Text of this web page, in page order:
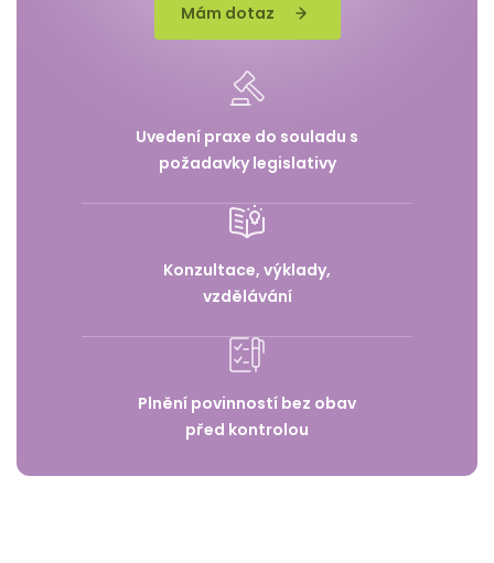
Mám dotaz
Uvedení praxe do souladu s
požadavky legislativy
Konzultace, výklady,
vzdělávání
Plnění povinností bez obav
před kontrolou